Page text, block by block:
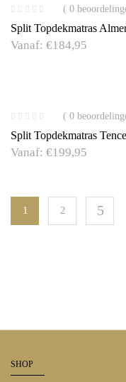
( 0
Split Topdekmatras
Vanaf: €184,95
( 0
Split Topdekmatras
Vanaf: €199,95
1 2
SHOP